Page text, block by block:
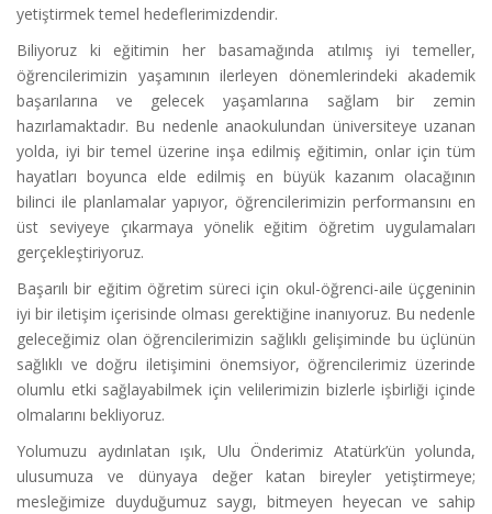
yetiştirmek temel hedeflerimizdendir.
Biliyoruz ki eğitimin her basamağında atılmış iyi temeller,
öğrencilerimizin yaşamının ilerleyen dönemlerindeki akademik
başarılarına ve gelecek yaşamlarına sağlam bir zemin
hazırlamaktadır. Bu nedenle anaokulundan üniversiteye uzanan
yolda, iyi bir temel üzerine inşa edilmiş eğitimin, onlar için tüm
hayatları boyunca elde edilmiş en büyük kazanım olacağının
bilinci ile planlamalar yapıyor, öğrencilerimizin performansını en
üst seviyeye çıkarmaya yönelik eğitim öğretim uygulamaları
gerçekleştiriyoruz.
Başarılı bir eğitim öğretim süreci için okul-öğrenci-aile üçgeninin
iyi bir iletişim içerisinde olması gerektiğine inanıyoruz. Bu nedenle
geleceğimiz olan öğrencilerimizin sağlıklı gelişiminde bu üçlünün
sağlıklı ve doğru iletişimini önemsiyor, öğrencilerimiz üzerinde
olumlu etki sağlayabilmek için velilerimizin bizlerle işbirliği içinde
olmalarını bekliyoruz.
Yolumuzu aydınlatan ışık, Ulu Önderimiz Atatürk’ün yolunda,
ulusumuza ve dünyaya değer katan bireyler yetiştirmeye;
mesleğimize duyduğumuz saygı, bitmeyen heyecan ve sahip